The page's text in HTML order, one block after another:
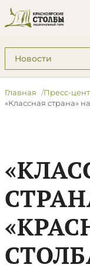
Подразделы:
Главная Пресс-
«Классная страна»